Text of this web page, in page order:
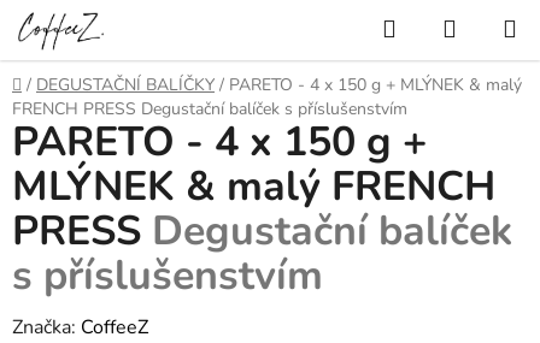
Přejít
na
obsah
Hledat
KOŠÍK
Domů
/ DEGUSTAČNÍ BALÍČKY / PARETO - 4 x 150 g + MLÝNEK & malý
FRENCH PRESS Degustační balíček s příslušenstvím
PARETO - 4 x 150 g +
MLÝNEK & malý FRENCH
PRESS Degustační balíček
s příslušenstvím
Značka: CoffeeZ